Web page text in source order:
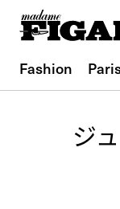
Fashion
ジ